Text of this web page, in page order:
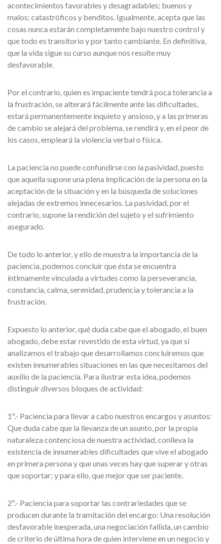
acontecimientos favorables y desagradables; buenos y
malos; catastróficos y benditos. Igualmente, acepta que las
cosas nunca estarán completamente bajo nuestro control y
que todo es transitorio y por tanto cambiante. En definitiva,
que la vida sigue su curso aunque nos resulte muy
desfavorable.
Por el contrario, quien es impaciente tendrá poca tolerancia a
la frustración, se alterará fácilmente ante las dificultades,
estará permanentemente inquieto y ansioso, y a las primeras
de cambio se alejará del problema, se rendirá y, en el peor de
los casos, empleará la violencia verbal o física.
La paciencia no puede confundirse con la pasividad, puesto
que aquella supone una plena implicación de la persona en la
aceptación de la situación y en la búsqueda de soluciones
alejadas de extremos innecesarios. La pasividad, por el
contrario, supone la rendición del sujeto y el sufrimiento
asegurado.
De todo lo anterior, y ello de muestra la importancia de la
paciencia, podemos concluir que ésta se encuentra
íntimamente vinculada a virtudes como la perseverancia,
constancia, calma, serenidad, prudencia y tolerancia a la
frustración.
Expuesto lo anterior, qué duda cabe que el abogado, el buen
abogado, debe estar revestido de esta virtud, ya que si
analizamos el trabajo que desarrollamos concluiremos que
existen innumerables situaciones en las que necesitamos del
auxilio de la paciencia. Para ilustrar esta idea, podemos
distinguir diversos bloques de actividad:
1º.- Paciencia para llevar a cabo nuestros encargos y asuntos:
Que duda cabe que la llevanza de un asunto, por la propia
naturaleza contenciosa de nuestra actividad, conlleva la
existencia de innumerables dificultades que vive el abogado
en primera persona y que unas veces hay que superar y otras
que soportar; y para ello, que mejor que ser paciente.
2º.- Paciencia para soportar las contrariedades que se
producen durante la tramitación del encargo: Una resolución
desfavorable inesperada, una negociación fallida, un cambio
de criterio de última hora de quien interviene en un negocio y